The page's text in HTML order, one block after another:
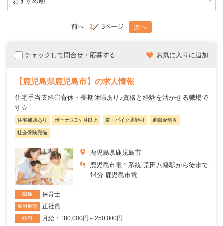
前へ 1 3ページ 次へ
チェックして問合せ・応募する お気に入りに追加
【鹿児島県鹿児島市】の求人情報
住宅手当支給◎育休・長期休暇あり♪資格と経験を活かせる職場で
す☆
住宅補助あり ボーナス3ヶ月以上 車・バイク通勤可 退職金制度
社会保険完備
鹿児島県鹿児島市
鹿児島市電１系統 荒田八幡駅から徒歩で
14分 鹿児島市電...
職種 保育士
雇用形態 正社員
給与 月給：180,000円～250,000円